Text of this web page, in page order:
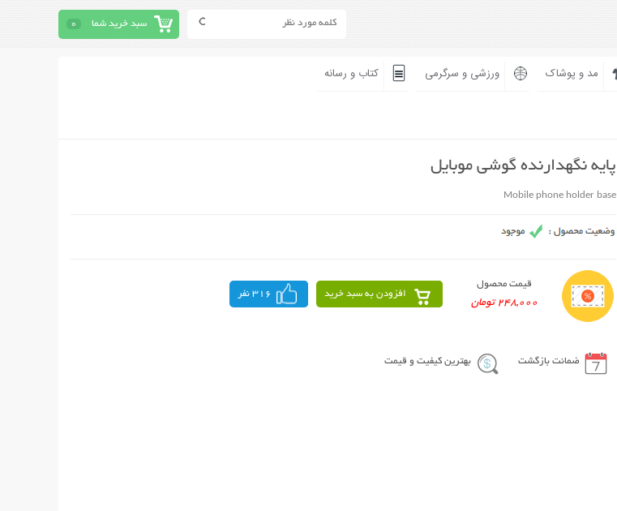
سبد خرید شما 0
مد و پوشاک ورزشی و سرگرمی کتاب و رسانه
پایه نگهدارنده گوشی موبایل
Mobile phone holder base
قیمت محصول
248,000 تومان
افزودن به سبد خرید 316 نفر
ضمانت بازگشت بهترین کیفیت و قیمت